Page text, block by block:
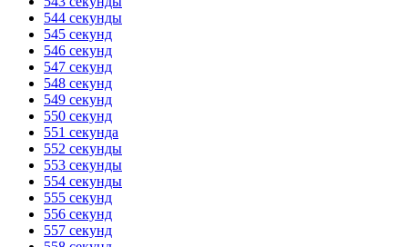
544 секунды
545 секунд
546 секунд
547 секунд
548 секунд
549 секунд
550 секунд
551 секунда
552 секунды
553 секунды
554 секунды
555 секунд
556 секунд
557 секунд